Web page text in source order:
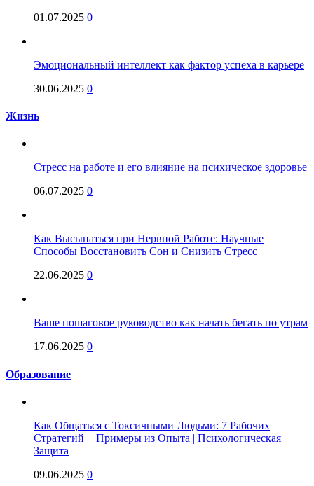
01.07.2025 0
Эмоциональный интеллект как фактор успеха в карьере
30.06.2025 0
Жизнь
Стресс на работе и его влияние на психическое здоровье
06.07.2025 0
Как Высыпаться при Нервной Работе: Научные
Способы Восстановить Сон и Снизить Стресс
22.06.2025 0
Ваше пошаговое руководство как начать бегать по утрам
17.06.2025 0
Образование
Как Общаться с Токсичными Людьми: 7 Рабочих
Стратегий + Примеры из Опыта | Психологическая
Защита
09.06.2025 0